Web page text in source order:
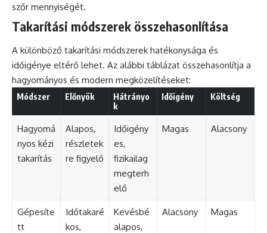
szőr mennyiségét.
Takarítási módszerek összehasonlítása
A különböző takarítási módszerek hatékonysága és
időigénye eltérő lehet. Az alábbi táblázat összehasonlítja a
hagyományos és modern megközelítéseket:
Módszer Előnyök
Hátrányo
k
Időigény Költség
Hagyomá
nyos kézi
takarítás
Alapos,
részletek
re figyelő
Időigény
es,
fizikailag
megterh
elő
Magas Alacsony
Gépesíte
tt
Időtakaré
kos,
Kevésbé
alapos,
Alacsony Magas